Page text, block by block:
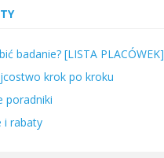
badanie? [LISTA PLACÓWEK]
krok po kroku
poradniki
i rabaty